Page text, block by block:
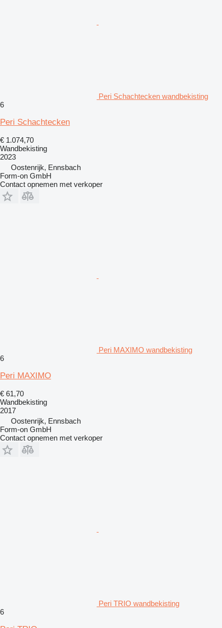
Peri Schachtecken wandbekisting
6
Peri Schachtecken
€ 1.074,70
Wandbekisting
2023
Oostenrijk, Ennsbach
Form-on GmbH
Contact opnemen met verkoper
Peri MAXIMO wandbekisting
6
Peri MAXIMO
€ 61,70
Wandbekisting
2017
Oostenrijk, Ennsbach
Form-on GmbH
Contact opnemen met verkoper
Peri TRIO wandbekisting
6